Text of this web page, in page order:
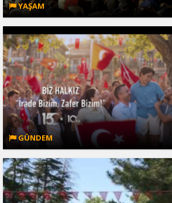
YAŞAM
GÜNDEM